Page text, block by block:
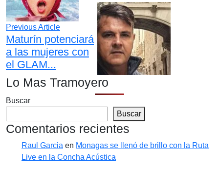
Previous Article
Maturín potenciará
a las mujeres con
el GLAM...
Lo Mas Tramoyero
Buscar
Buscar
Comentarios recientes
Raul Garcia en Monagas se llenó de brillo con la Ruta
Live en la Concha Acústica